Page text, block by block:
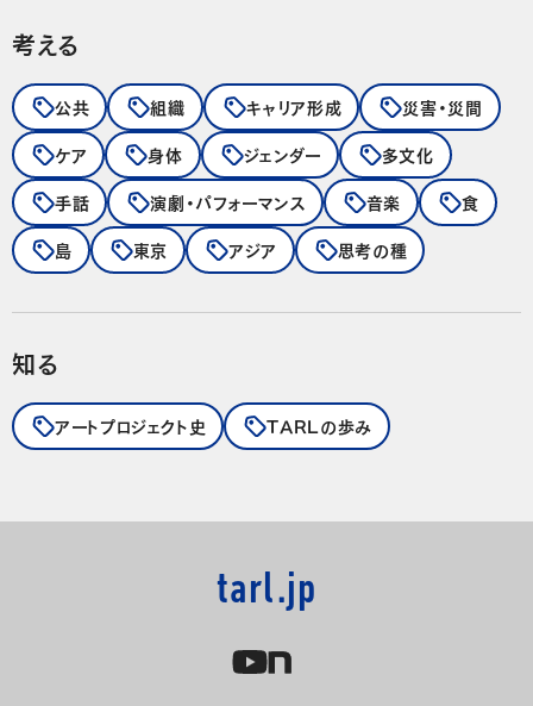
考える
公共 組織 キャリア形成
災害・災間
ケア
身体 ジェンダー
多文化
手話
演劇・パフォーマンス 音楽
食
島
東京 アジア 思考の種
知る
アートプロジェクト史 TARLの歩み
tarl.jp